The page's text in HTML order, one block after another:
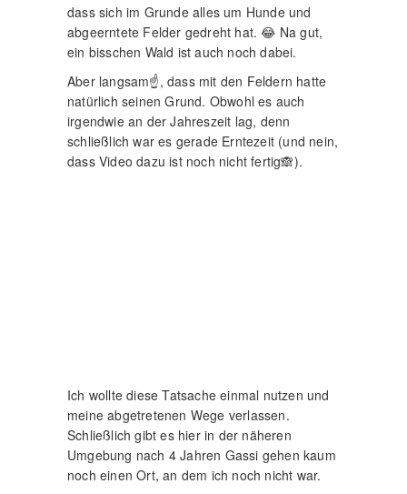
Ich wollte diese Tatsache einmal nutzen und
meine abgetretenen Wege verlassen.
Schließlich gibt es hier in der näheren
Umgebung nach 4 Jahren Gassi gehen kaum